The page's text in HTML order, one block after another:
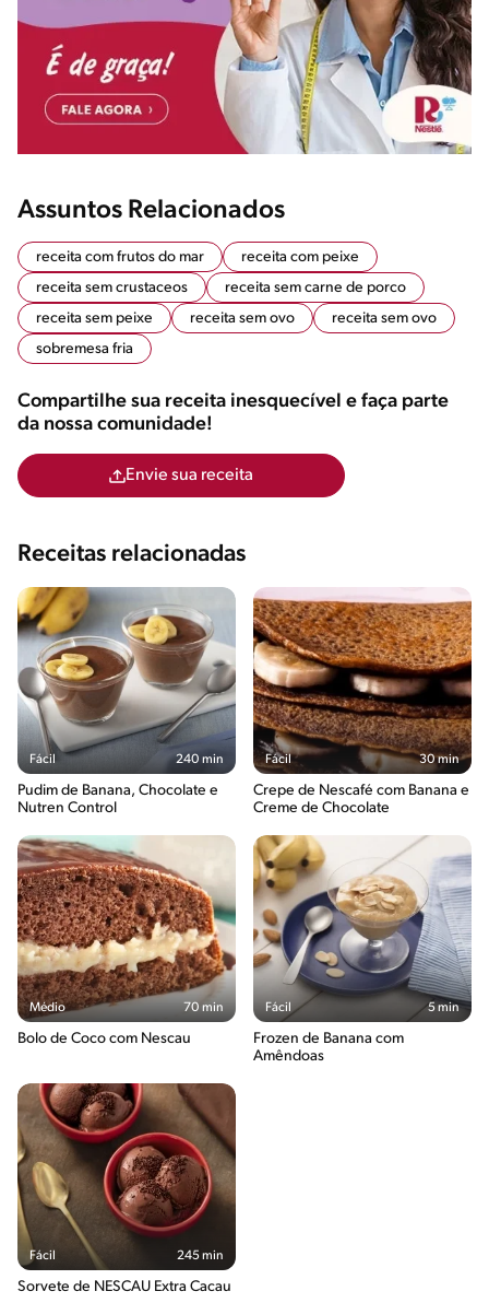
Assuntos Relacionados
receita com frutos do mar
receita com peixe
receita sem crustaceos
receita sem carne de porco
receita sem peixe
receita sem ovo
receita sem ovo
sobremesa fria
Compartilhe sua receita inesquecível e faça parte
da nossa comunidade!
Envie sua receita
Receitas relacionadas
Fácil 240 min
Pudim de Banana, Chocolate e
Nutren Control
Fácil 30 min
Crepe de Nescafé com Banana e
Creme de Chocolate
Médio 70 min
Bolo de Coco com Nescau
Fácil 5 min
Frozen de Banana com
Amêndoas
Fácil 245 min
Sorvete de NESCAU Extra Cacau